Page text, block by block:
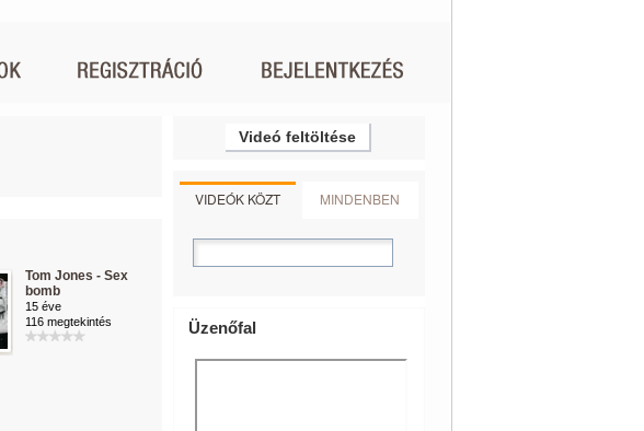
Tom Jones - Sex
bomb
15 éve
116 megtekintés
Videó feltöltése
VIDEÓK KÖZT MINDENBEN
Üzenőfal